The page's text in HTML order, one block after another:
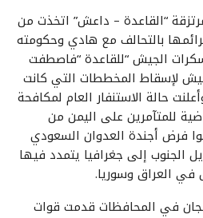
“القاعدة – داعش” اتخذت من
بالتحالف مع هادي وحكومته
الجيش “للقاعدة “فاصطفت
لإسقاط المخططات التي كانت
حالة الاستنفار العام لمكافحة
للمتآمرين على اليمن من
فرض أجندة العدوان السعودي
الجنوب إلى جغرافيا يتمدد فيها
العراق وسوريا.
في المحافظات قدمت قوات